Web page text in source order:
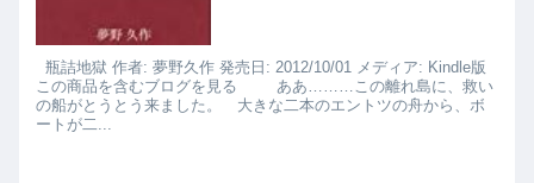
瓶詰地獄 作者: 夢野久作 発売日: 2012/10/01 メディア: Kindle版
この商品を含むブログを見る ああ………この離れ島に、救い
の船がとうとう来ました。 大きな二本のエントツの舟から、ボ
ートが二...